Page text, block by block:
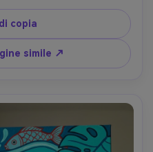
ricamato, ricca indaco
texture dipinte a
obiettivo 85mm,
morbida illuminazione
AR 4:5
copia
simile ↗